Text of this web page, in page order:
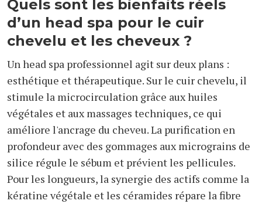
Quels sont les bienfaits réels
d’un head spa pour le cuir
chevelu et les cheveux ?
Un head spa professionnel agit sur deux plans :
esthétique et thérapeutique. Sur le cuir chevelu, il
stimule la microcirculation grâce aux huiles
végétales et aux massages techniques, ce qui
améliore l'ancrage du cheveu. La purification en
profondeur avec des gommages aux micrograins de
silice régule le sébum et prévient les pellicules.
Pour les longueurs, la synergie des actifs comme la
kératine végétale et les céramides répare la fibre